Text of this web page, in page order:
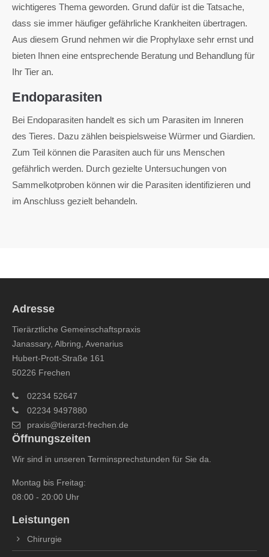
wichtigeres Thema geworden. Grund dafür ist die Tatsache,
dass sie immer häufiger gefährliche Krankheiten übertragen.
Aus diesem Grund nehmen wir die Prophylaxe sehr ernst und
bieten Ihnen eine entsprechende Beratung und Behandlung für
Ihr Tier an.
Endoparasiten
Bei Endoparasiten handelt es sich um Parasiten im Inneren
des Tieres. Dazu zählen beispielsweise Würmer und Giardien.
Zum Teil können die Parasiten auch für uns Menschen
gefährlich werden. Durch gezielte Untersuchungen von
Sammelkotproben können wir die Parasiten identifizieren und
im Anschluss gezielt behandeln.
Adresse
Tierärztliche Gemeinschaftspraxis
Janassary, Albring, Avenarius
Hubert-Prott-Straße 161
50226 Frechen
02234 52647
02234 9497880
praxis@tierarzt-frechen.de
Öffnungszeiten
Wir sind in unseren Terminsprechstunden für Sie da.
Montag bis Freitag:
08:00 - 20:00 Uhr
Leistungen
Chirurgie